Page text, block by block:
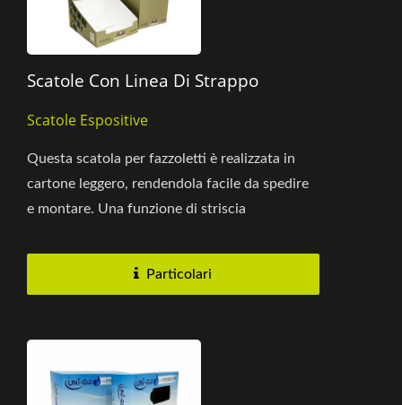
Scatole Con Linea Di Strappo
Scatole Espositive
Questa scatola per fazzoletti è realizzata in
cartone leggero, rendendola facile da spedire
e montare. Una funzione di striscia
Particolari